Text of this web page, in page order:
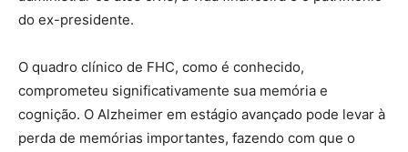
do ex-presidente.
O quadro clínico de FHC, como é conhecido,
comprometeu significativamente sua memória e
cognição. O Alzheimer em estágio avançado pode levar à
perda de memórias importantes, fazendo com que o